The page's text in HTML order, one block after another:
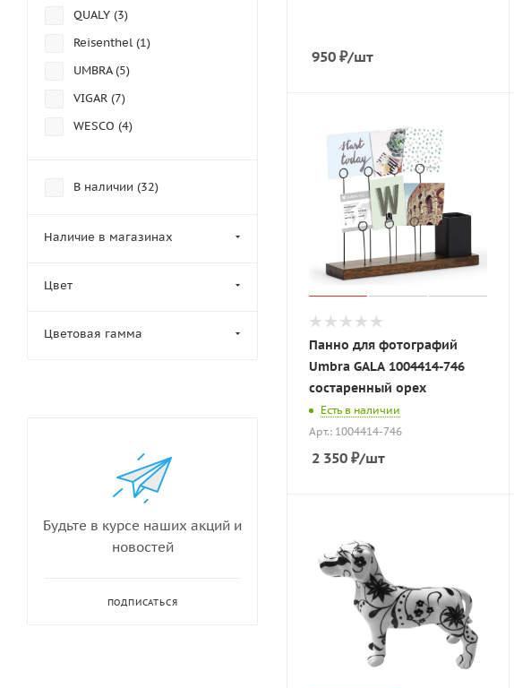
950 ₽/шт
Панно для фотографий
Umbra GALA 1004414-746
состаренный орех
Есть в наличии
Арт.: 1004414-746
2 350 ₽/шт
QUALY (3)
Reisenthel (1)
UMBRA (5)
VIGAR (7)
WESCO (4)
В наличии (32)
Наличие в магазинах
Цвет
Цветовая гамма
Будьте в курсе наших акций и
новостей
ПОДПИСАТЬСЯ